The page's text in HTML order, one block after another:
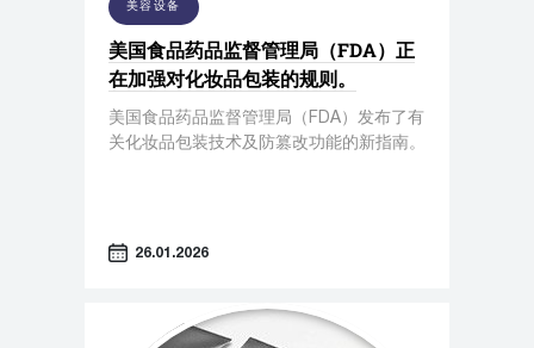
美容设备
美国食品药品监督管理局（FDA）正
在加强对化妆品包装的规则。
美国食品药品监督管理局（FDA）发布了有
关化妆品包装技术及防篡改功能的新指南。
26.01.2026